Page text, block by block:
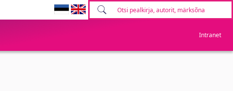
Intranet